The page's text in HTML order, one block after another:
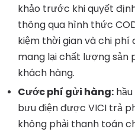
khảo trước khi quyết
thông qua hình thức
kiệm thời gian và chi phí
mang lại chất lượng sản
khách hàng.
Cước phí gửi hàng:
bưu điện được VICI trả
không phải thanh toán